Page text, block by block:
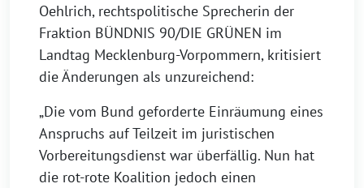
Oehlrich, rechtspolitische Sprecherin der
Fraktion BÜNDNIS 90/DIE GRÜNEN im
Landtag Mecklenburg-Vorpommern, kritisiert
die Änderungen als unzureichend:
„Die vom Bund geforderte Einräumung eines
Anspruchs auf Teilzeit im juristischen
Vorbereitungsdienst war überfällig. Nun hat
die rot-rote Koalition jedoch einen